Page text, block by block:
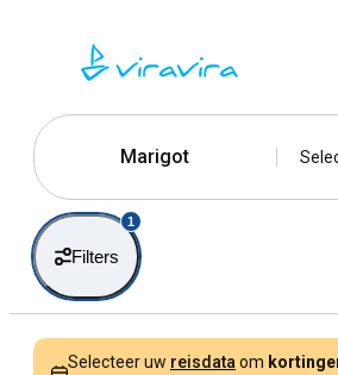
Marigot
Filters
1
Selecteer uw reisdata om